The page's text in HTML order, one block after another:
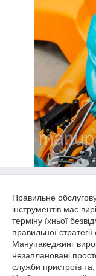
Правильне
інструментів має
терміну їхньої
правильної
Манупакеджинг
незаплановані
служби пристроїв